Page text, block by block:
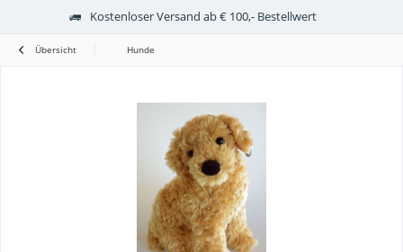
Kostenloser Versand ab € 100,- Bestellwert
Übersicht Hunde